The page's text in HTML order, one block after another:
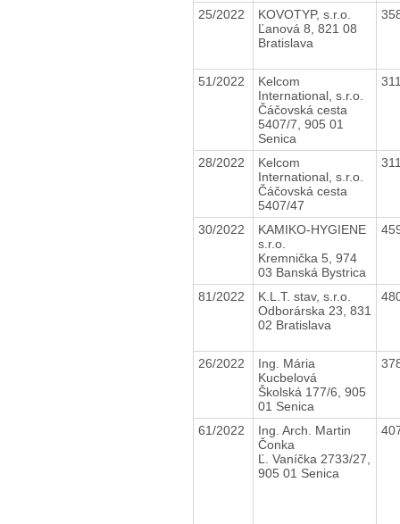
25/2022
KOVOTYP, s.r.o.
Ľanová 8, 821 08
Bratislava
51/2022
Kelcom
International, s.r.o.
Čáčovská cesta
5407/7, 905 01
Senica
28/2022
Kelcom
International, s.r.o.
Čáčovská cesta
5407/47
30/2022
KAMIKO-HYGIENE
s.r.o.
Kremnička 5, 974
03 Banská Bystrica
81/2022
K.L.T. stav, s.r.o.
Odborárska 23, 831
02 Bratislava
26/2022
Ing. Mária
Kucbelová
Školská 177/6, 905
01 Senica
61/2022
Ing. Arch. Martin
Čonka
Ľ. Vaníčka 2733/27,
905 01 Senica